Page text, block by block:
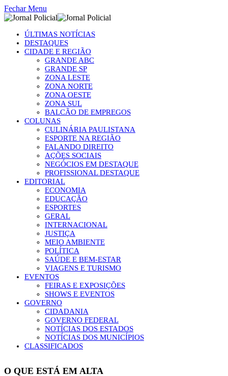
Fechar Menu
ÚLTIMAS NOTÍCIAS
DESTAQUES
CIDADE E REGIÃO
GRANDE ABC
GRANDE SP
ZONA LESTE
ZONA NORTE
ZONA OESTE
ZONA SUL
BALCÃO DE EMPREGOS
COLUNAS
CULINÁRIA PAULISTANA
ESPORTE NA REGIÃO
FALANDO DIREITO
AÇÕES SOCIAIS
NEGÓCIOS EM DESTAQUE
PROFISSIONAL DESTAQUE
EDITORIAL
ECONOMIA
EDUCAÇÃO
ESPORTES
GERAL
INTERNACIONAL
JUSTIÇA
MEIO AMBIENTE
POLÍTICA
SAÚDE E BEM-ESTAR
VIAGENS E TURISMO
EVENTOS
FEIRAS E EXPOSIÇÕES
SHOWS E EVENTOS
GOVERNO
CIDADANIA
GOVERNO FEDERAL
NOTÍCIAS DOS ESTADOS
NOTÍCIAS DOS MUNICÍPIOS
CLASSIFICADOS
O QUE ESTÁ EM ALTA